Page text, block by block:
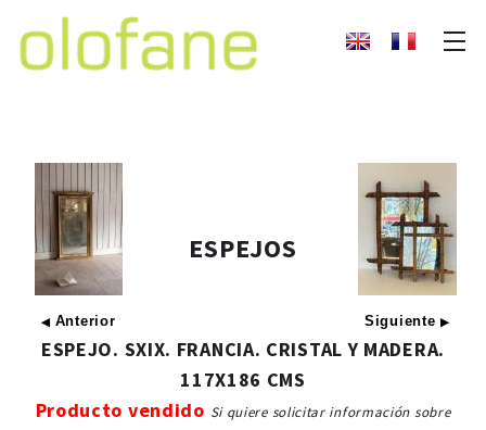
◀ Anterior
ESPEJOS
Siguiente▶
ESPEJO. SXIX. FRANCIA. CRISTAL Y MADERA.
117X186 CMS
Producto vendido Si quiere solicitar información sobre